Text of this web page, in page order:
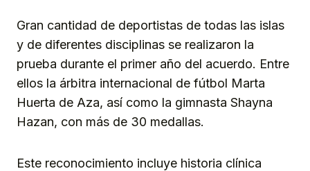
Gran cantidad de deportistas de todas las islas
y de diferentes disciplinas se realizaron la
prueba durante el primer año del acuerdo. Entre
ellos la árbitra internacional de fútbol Marta
Huerta de Aza, así como la gimnasta Shayna
Hazan, con más de 30 medallas.
Este reconocimiento incluye historia clínica